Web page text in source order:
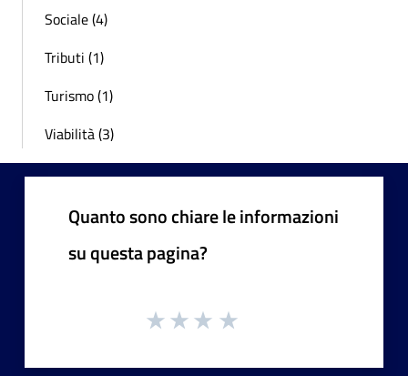
Sociale (4)
Tributi (1)
Turismo (1)
Viabilità (3)
Quanto sono chiare le informazioni
su questa pagina?